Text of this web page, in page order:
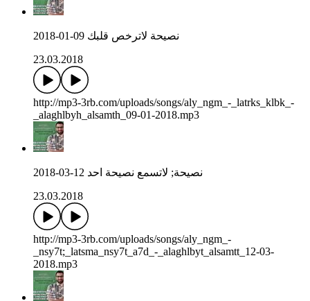
نصيحة لاترخص قلبك 09-01-2018
23.03.2018
http://mp3-3rb.com/uploads/songs/aly_ngm_-_latrks_klbk_-
_alaghlbyh_alsamth_09-01-2018.mp3
نصيحة; لاتسمع نصيحة احد 12-03-2018
23.03.2018
http://mp3-3rb.com/uploads/songs/aly_ngm_-
_nsy7t;_latsma_nsy7t_a7d_-_alaghlbyt_alsamtt_12-03-
2018.mp3